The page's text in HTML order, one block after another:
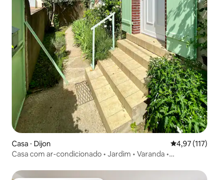
Casa ⋅ Dijon 4,97 de uma
4,97 (117)
Casa com ar-condicionado • Jardim • Varanda •